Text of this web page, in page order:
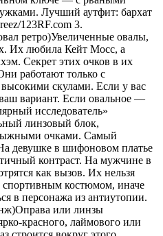
Лучший аутфит: бархат
123RF.com 3.
ретро)Увеличенные овалы,
Их любила Кейт Мосс, а
Секрет этих очков в их
работают только с
скулами. Если у вас
вариант. Если овальное —
исследователь»
линзовый блок,
очками. Самый
девушке в шифоновом платье
контраст. На мужчине в
как вызов. Их нельзя
спортивным костюмом, иначе
в персонажа из антиутопии.
или линзы
красного, лаймового или